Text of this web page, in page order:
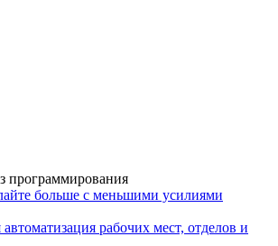
программирования
больше с меньшими усилиями
рабочих мест, отделов и